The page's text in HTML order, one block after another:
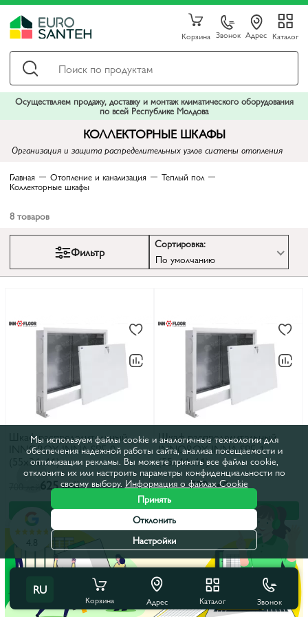
Корзина Звонок Адрес Каталог
Осуществляем продажу, доставку и монтаж климатического оборудования
по всей Республике Молдова
КОЛЛЕКТОРНЫЕ ШКАФЫ
Организация и защита распределительных узлов системы отопления
Главная Отопление и канализация Теплый пол
Коллекторные шкафы
8 товаров
Фильтр
Сортировка:
По умолчанию
Шкаф распределительный
INNOBOX INNA SPE-0
(55x34x11)
625 лей
В корзину
Шкаф распределительный
INNOBOX INNA SPE-1
(55x44x11)
784 лей700 лей
В корзину
RU
Корзина Адрес Каталог Звонок
4.8
Мы используем файлы cookie и аналогичные технологии для
обеспечения надежной работы сайта, анализа посещаемости и
оптимизации рекламы. Вы можете принять все файлы cookie,
отклонить их или настроить параметры конфиденциальности по
своему выбору. Информация о файлах Cookie
Принять
Отклонить
Настройки